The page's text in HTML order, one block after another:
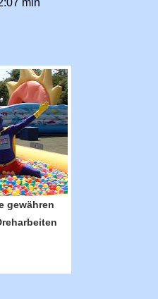
min
Club
gewähren